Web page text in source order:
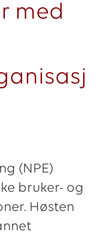
med
(NPE)
bruker- og
Høsten